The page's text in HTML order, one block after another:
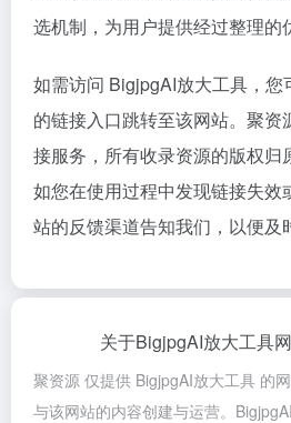
选机制，为用户提供经过整理的
如需访问 BigjpgAI放大工具，
的链接入口跳转至该网站。聚资
接服务，所有收录资源的版权归
如您在使用过程中发现链接失效
站的反馈渠道告知我们，以便及
关于BigjpgAI放大工具
聚资源 仅提供 BigjpgAI放大工具 的
与该网站的内容创建与运营。